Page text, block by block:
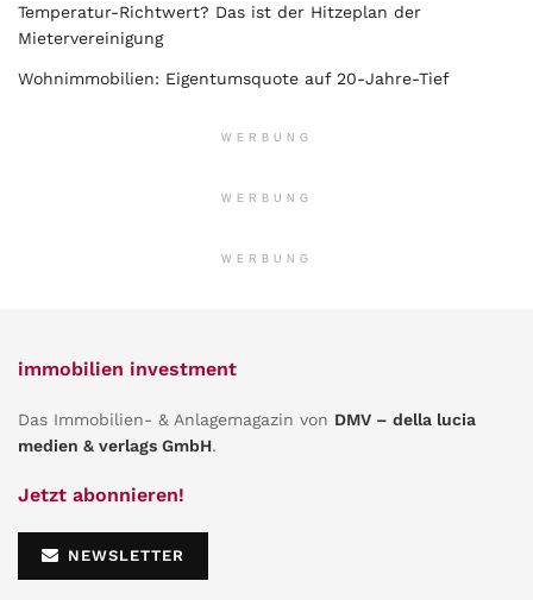
Temperatur-Richtwert? Das ist der Hitzeplan der
Mietervereinigung
Wohnimmobilien: Eigentumsquote auf 20-Jahre-Tief
WERBUNG
WERBUNG
WERBUNG
immobilien investment
Das Immobilien- & Anlagemagazin von DMV – della lucia
medien & verlags GmbH.
Jetzt abonnieren!
NEWSLETTER